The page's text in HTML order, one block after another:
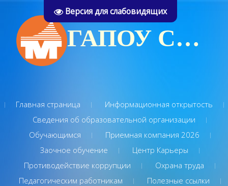
Версия для слабовидящих
ГАПОУ СО "Туринский многопрофильный техникум"
Главная страница
Информационная открытость
Сведения об образовательной организации
Обучающимся
Приемная компания 2026
Заочное обучение
Центр Карьеры
Противодействие коррупции
Охрана труда
Педагогическим работникам
Полезные ссылки